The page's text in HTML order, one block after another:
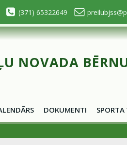
(371) 65322649
NOVADA
DOKUMENTI SPORTA